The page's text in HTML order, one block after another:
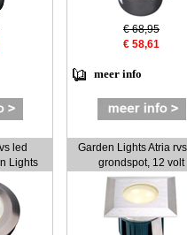
€ 68,95
€ 58,61
meer info
led
Lights
Garden Lights Atria
grondspot, 12 volt